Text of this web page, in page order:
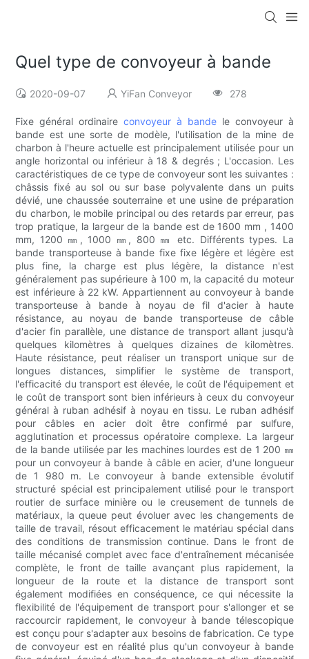
Quel type de convoyeur à bande
2020-09-07 YiFan Conveyor 278
Fixe général ordinaireconvoyeur à bande le convoyeur à
bande est une sorte de modèle, l'utilisation de la mine de
charbon à l'heure actuelle est principalement utilisée pour un
angle horizontal ou inférieur à 18 & degrés ; L'occasion. Les
caractéristiques de ce type de convoyeur sont les suivantes :
châssis fixé au sol ou sur base polyvalente dans un puits
dévié, une chaussée souterraine et une usine de préparation
du charbon, le mobile principal ou des retards par erreur, pas
trop pratique, la largeur de la bande est de 1600 mm , 1400
mm, 1200 ㎜, 1000 ㎜, 800 ㎜ etc. Différents types. La
bande transporteuse à bande fixe fixe légère et légère est
plus fine, la charge est plus légère, la distance n'est
généralement pas supérieure à 100 m, la capacité du moteur
est inférieure à 22 kW. Appartiennent au convoyeur à bande
transporteuse à bande à noyau de fil d'acier à haute
résistance, au noyau de bande transporteuse de câble
d'acier fin parallèle, une distance de transport allant jusqu'à
quelques kilomètres à quelques dizaines de kilomètres.
Haute résistance, peut réaliser un transport unique sur de
longues distances, simplifier le système de transport,
l'efficacité du transport est élevée, le coût de l'équipement et
le coût de transport sont bien inférieurs à ceux du convoyeur
général à ruban adhésif à noyau en tissu. Le ruban adhésif
pour câbles en acier doit être confirmé par sulfure,
agglutination et processus opératoire complexe. La largeur
de la bande utilisée par les machines lourdes est de 1 200 ㎜
pour un convoyeur à bande à câble en acier, d'une longueur
de 1 980 m. Le convoyeur à bande extensible évolutif
structuré spécial est principalement utilisé pour le transport
routier de surface minière ou le creusement de tunnels de
matériaux, la queue peut évoluer avec les changements de
taille de travail, résout efficacement le matériau spécial dans
des conditions de transmission continue. Dans le front de
taille mécanisé complet avec face d'entraînement mécanisée
complète, le front de taille avançant plus rapidement, la
longueur de la route et la distance de transport sont
également modifiées en conséquence, ce qui nécessite la
flexibilité de l'équipement de transport pour s'allonger et se
raccourcir rapidement, le convoyeur à bande télescopique
est conçu pour s'adapter aux besoins de fabrication. Ce type
de convoyeur est en réalité plus qu'un convoyeur à bande